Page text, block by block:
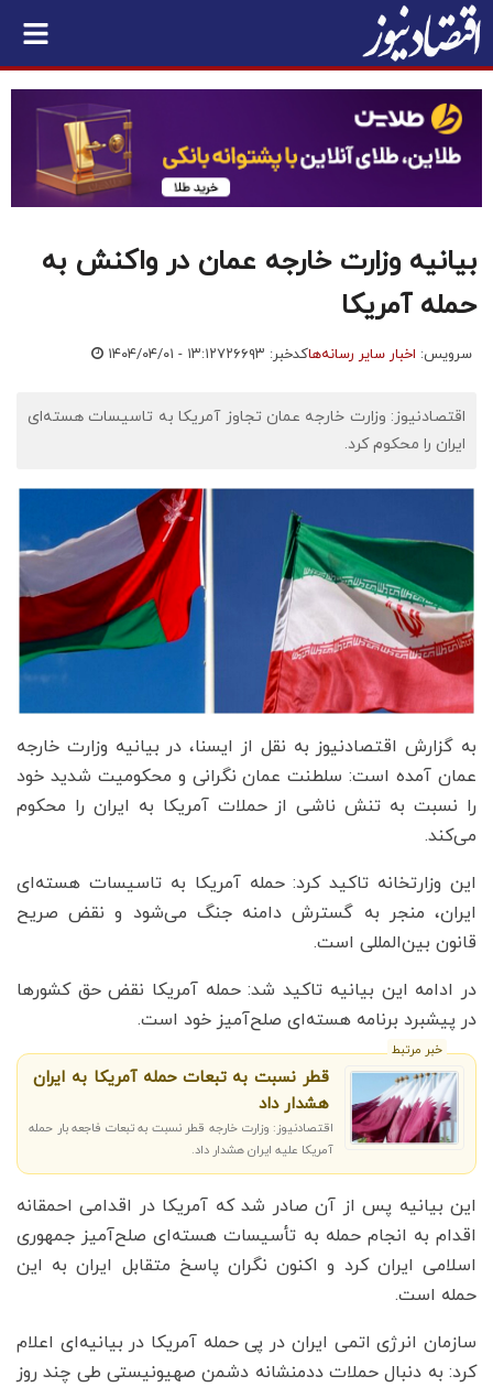
بیانیه وزارت خارجه عمان در واکنش به
حمله آمریکا
سرویس: اخبار سایر رسانه‌هاکدخبر: ۷۲۶۶۹۳ ۱۴۰۴/۰۴/۰۱ - ۱۳:۱۲
اقتصادنیوز: وزارت خارجه عمان تجاوز آمریکا به تاسیسات هسته‌ای
ایران را محکوم کرد.
به گزارش اقتصادنیوز به نقل از ایسنا، در بیانیه وزارت خارجه
عمان آمده است: سلطنت عمان نگرانی و محکومیت شدید خود
را نسبت به تنش ناشی از حملات آمریکا به ایران را محکوم
می‌کند.
این وزارتخانه تاکید کرد: حمله آمریکا به تاسیسات هسته‌ای
ایران، منجر به گسترش دامنه جنگ می‌شود و نقض صریح
قانون بین‌المللی است.
در ادامه این بیانیه تاکید شد: حمله آمریکا نقض حق کشورها
در پیشبرد برنامه هسته‌ای صلح‌آمیز خود است.
خبر مرتبط
قطر نسبت به تبعات حمله آمریکا به ایران
هشدار داد
اقتصادنیوز: وزارت خارجه قطر نسبت به تبعات فاجعه بار حمله
آمریکا علیه ایران هشدار داد.
این بیانیه پس از آن صادر شد که آمریکا در اقدامی احمقانه
اقدام به انجام حمله به تأسیسات هسته‌ای صلح‌آمیز جمهوری
اسلامی ایران کرد و اکنون نگران پاسخ متقابل ایران به این
حمله است.
سازمان انرژی اتمی ایران در پی حمله آمریکا در بیانیه‌ای اعلام
کرد: به دنبال حملات ددمنشانه دشمن صهیونیستی طی چند روز